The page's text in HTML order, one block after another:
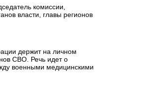
комиссии,
власти, главы регионов
держит на личном
СВО. Речь идет о
военными медицинскими